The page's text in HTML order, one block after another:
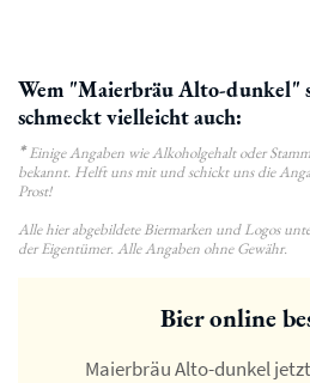
Wem "Maierbräu Alto-dunkel"
schmeckt vielleicht auch:
*Einige Angaben wie Alkoholgehalt oder
bekannt. Helft uns mit und schickt uns die
Prost!
Alle hier abgebildete Biermarken und Logos
der Eigentümer. Alle Angaben ohne Gewähr.
Bier online
Maierbräu Alto-dunkel